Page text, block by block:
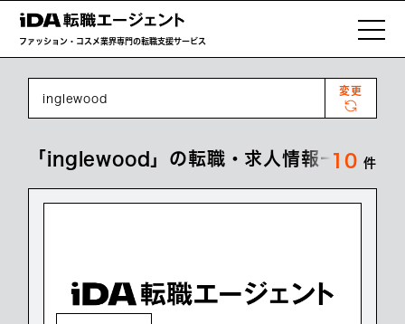
ファッション・コスメ業界専門の転職支援サービス
inglewood
変更
「inglewood」の転職・求人情報一覧
10 件